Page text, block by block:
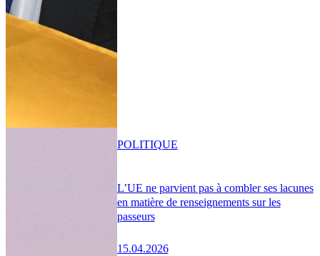
L’UE ne parvient pas à combler ses lacunes
en matière de renseignements sur les
passeurs
15.04.2026
POLITIQUE